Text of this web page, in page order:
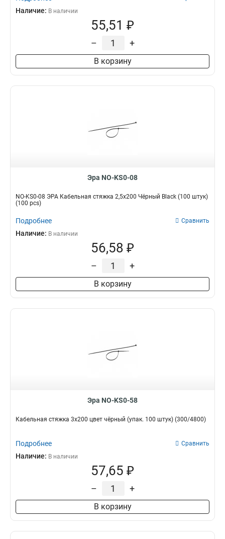
Наличие: В наличии
55,51 ₽
– +
В корзину
Эра NO-KS0-08
NO-KS0-08 ЭРА Кабельная стяжка 2,5х200 Чёрный Black (100 штук)
(100 pcs)
Подробнее Сравнить
Наличие: В наличии
56,58 ₽
– +
В корзину
Эра NO-KS0-58
Кабельная стяжка 3x200 цвет чёрный (упак. 100 штук) (300/4800)
Подробнее Сравнить
Наличие: В наличии
57,65 ₽
– +
В корзину